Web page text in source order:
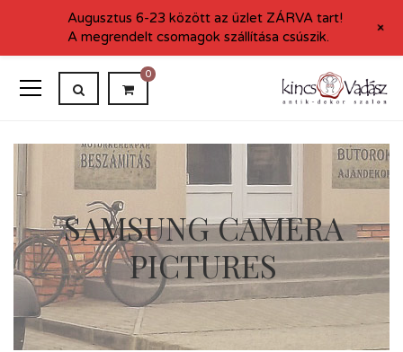
0
SAMSUNG CAMERA
PICTURES
Augusztus 6-23 között az üzlet ZÁRVA tart!
A megrendelt csomagok szállítása csúszik.
+